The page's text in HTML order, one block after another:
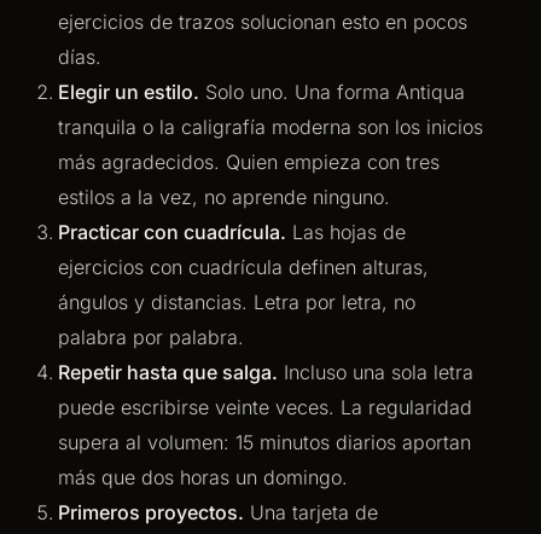
ejercicios de trazos solucionan esto en pocos
días.
Elegir un estilo. Solo uno. Una forma Antiqua
tranquila o la caligrafía moderna son los inicios
más agradecidos. Quien empieza con tres
estilos a la vez, no aprende ninguno.
Practicar con cuadrícula. Las hojas de
ejercicios con cuadrícula definen alturas,
ángulos y distancias. Letra por letra, no
palabra por palabra.
Repetir hasta que salga. Incluso una sola letra
puede escribirse veinte veces. La regularidad
supera al volumen: 15 minutos diarios aportan
más que dos horas un domingo.
Primeros proyectos. Una tarjeta de